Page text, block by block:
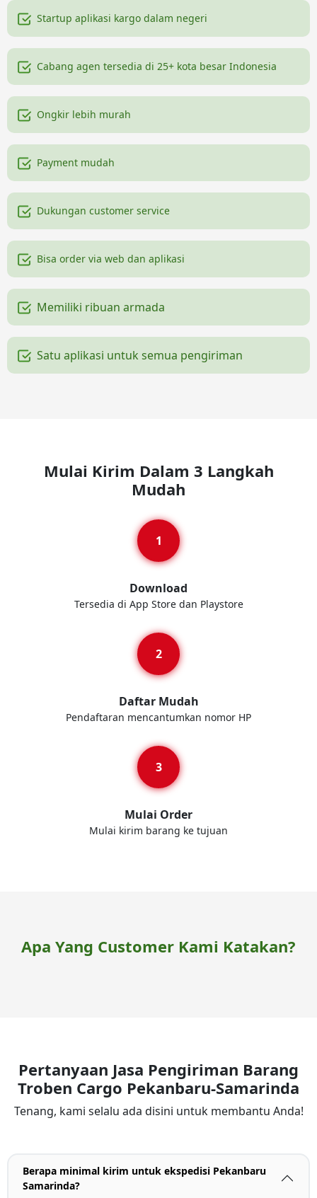
Startup aplikasi kargo dalam negeri
Cabang agen tersedia di 25+ kota besar Indonesia
Ongkir lebih murah
Payment mudah
Dukungan customer service
Bisa order via web dan aplikasi
Memiliki ribuan armada
Satu aplikasi untuk semua pengiriman
Mulai Kirim Dalam 3 Langkah
Mudah
Download
Tersedia di App Store dan Playstore
Daftar Mudah
Pendaftaran mencantumkan nomor HP
Mulai Order
Mulai kirim barang ke tujuan
Apa Yang Customer Kami Katakan?
Pertanyaan Jasa Pengiriman Barang
Troben Cargo Pekanbaru-Samarinda
Tenang, kami selalu ada disini untuk membantu Anda!
Berapa minimal kirim untuk ekspedisi Pekanbaru
Samarinda?